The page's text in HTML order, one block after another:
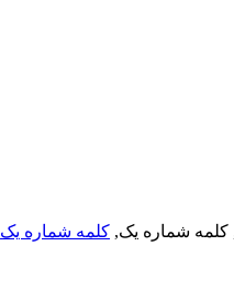
کلمه شماره یک, کلمه شماره یک